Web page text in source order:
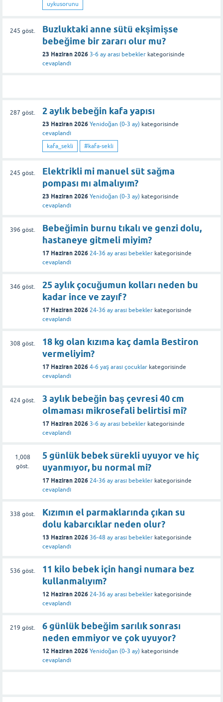
uykusorunu
245 göst.
Buzluktaki anne sütü ekşimişse
bebeğime bir zararı olur mu?
23 Haziran 2026 3-6 ay arası bebekler kategorisinde
cevaplandı
287 göst. 2 aylık bebeğin kafa yapısı
23 Haziran 2026 Yenidoğan (0-3 ay) kategorisinde
cevaplandı
kafa_sekli
#kafa-sekli
245 göst.
Elektrikli mi manuel süt sağma
pompası mı almalıyım?
23 Haziran 2026 Yenidoğan (0-3 ay) kategorisinde
cevaplandı
396 göst.
Bebeğimin burnu tıkalı ve genzi dolu,
hastaneye gitmeli miyim?
17 Haziran 2026 24-36 ay arası bebekler kategorisinde
cevaplandı
346 göst.
25 aylık çocuğumun kolları neden bu
kadar ince ve zayıf?
17 Haziran 2026 24-36 ay arası bebekler kategorisinde
cevaplandı
308 göst.
18 kg olan kızıma kaç damla Bestiron
vermeliyim?
17 Haziran 2026 4-6 yaş arası çocuklar kategorisinde
cevaplandı
424göst.
3 aylık bebeğin baş çevresi 40 cm
olmaması mikrosefali belirtisi mi?
17 Haziran 2026 3-6 ay arası bebekler kategorisinde
cevaplandı
1,008
göst.
5 günlük bebek sürekli uyuyor ve hiç
uyanmıyor, bu normal mi?
17 Haziran 2026 24-36 ay arası bebekler kategorisinde
cevaplandı
338 göst.
Kızımın el parmaklarında çıkan su
dolu kabarcıklar neden olur?
13 Haziran 2026 36-48 ay arası bebekler kategorisinde
cevaplandı
536 göst.
11 kilo bebek için hangi numara bez
kullanmalıyım?
12 Haziran 2026 24-36 ay arası bebekler kategorisinde
cevaplandı
219 göst.
6 günlük bebeğim sarılık sonrası
neden emmiyor ve çok uyuyor?
12 Haziran 2026 Yenidoğan (0-3 ay) kategorisinde
cevaplandı